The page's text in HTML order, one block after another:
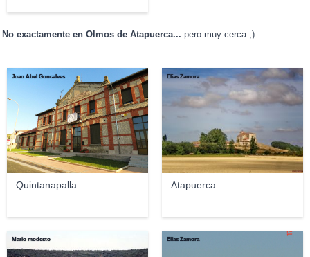
No exactamente en Olmos de Atapuerca... pero muy cerca ;)
Quintanapalla
Joao Abel Goncalves
Atapuerca
Elías Zamora
Mario modesto Elías Zamora